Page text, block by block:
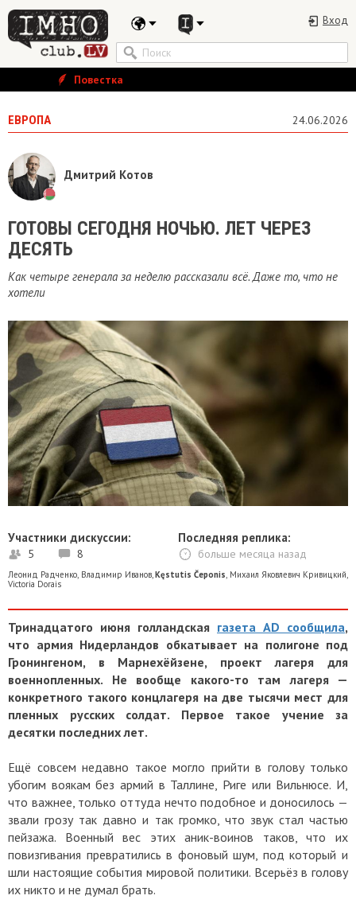
Вход
Повестка
ЕВРОПА 24.06.2026
Дмитрий Котов
ГОТОВЫ СЕГОДНЯ НОЧЬЮ. ЛЕТ ЧЕРЕЗ
ДЕСЯТЬ
Как четыре генерала за неделю рассказали всё. Даже то, что не
хотели
Участники дискуссии:
5 8
Последняя реплика:
больше месяца назад
Леонид Радченко, Владимир Иванов,Kęstutis Čeponis, Михаил Яковлевич Кривицкий,
Victoria Dorais
Тринадцатого июня голландская газета AD сообщила,
что армия Нидерландов обкатывает на полигоне под
Гронингеном, в Марнехёйзене, проект лагеря для
военнопленных. Не вообще какого-то там лагеря —
конкретного такого концлагеря на две тысячи мест для
пленных русских солдат. Первое такое учение за
десятки последних лет.
Ещё совсем недавно такое могло прийти в голову только
убогим воякам без армий в Таллине, Риге или Вильнюсе. И,
что важнее, только оттуда нечто подобное и доносилось —
звали грозу так давно и так громко, что звук стал частью
пейзажа. Военный вес этих аник-воинов таков, что их
повизгивания превратились в фоновый шум, под который и
шли настоящие события мировой политики. Всерьёз в голову
их никто и не думал брать.